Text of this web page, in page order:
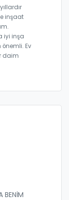
inşaat
iyi inşa
Ev
daim
BENİM